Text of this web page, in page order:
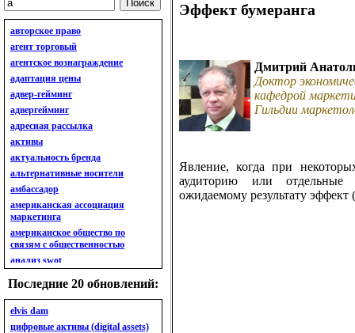
авторское право
агент торговый
агентское вознаграждение
адаптация цены
адвер-гейминг
адвергейминг
адресная рассылка
активы
актуальность бренда
альтернативные носители
амбассадор
американская ассоциация
маркетинга
американское общество по
связям с общественностью
анализ swot
анализ бизнес-портфеля
анализ имиджа
анализ кластерный
Последние 20 обновлений:
elvis dam
цифровые активы (digital assets)
Эффект бумеранга
Дмитрий
Доктор
кафедрой
Гильдии
Явление, когда при
аудиторию или отдельные
ожидаемому результату